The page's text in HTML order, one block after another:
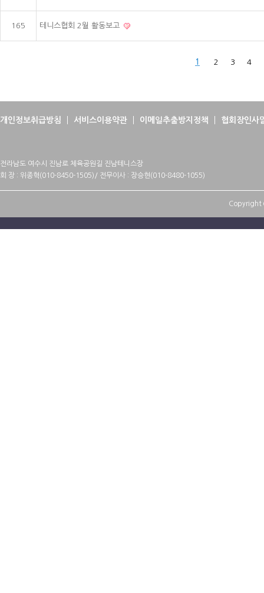
165 테니스협회 2월 활동보고
1 2 3 4
개인정보취급방침 서비스이용약관 이메일추출방지정책 협회장인사
전라남도 여수시 진남로 체육공원길 진남테니스장
회 장 : 위종혁(010-8450-1505)/ 전무이사 : 장승현(010-8480-1055)